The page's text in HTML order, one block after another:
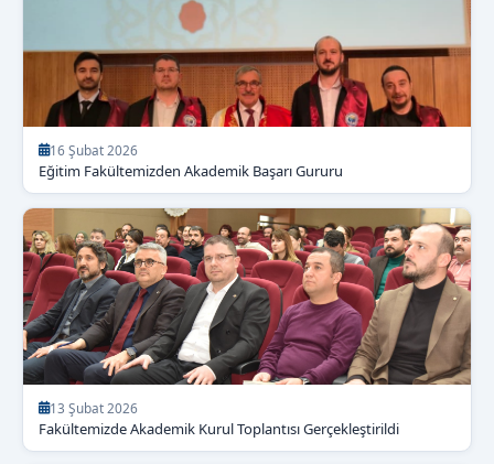
16 Şubat 2026
Eğitim Fakültemizden Akademik Başarı Gururu
13 Şubat 2026
Fakültemizde Akademik Kurul Toplantısı Gerçekleştirildi